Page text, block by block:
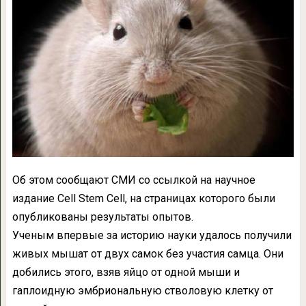
Об этом сообщают СМИ со ссылкой на научное
издание Cell Stem Cell, на страницах которого были
опубликованы результаты опытов.
Ученым впервые за историю науки удалось получили
живых мышат от двух самок без участия самца. Они
добились этого, взяв яйцо от одной мыши и
гаплоидную эмбриональную стволовую клетку от